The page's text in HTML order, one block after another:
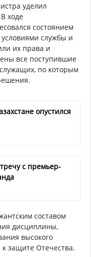
уделил
ходе
состоянием
службы и
их права и
все поступившие
по которым
опустился
с премьер-
составом
дисциплины,
высокого
к защите Отечества.